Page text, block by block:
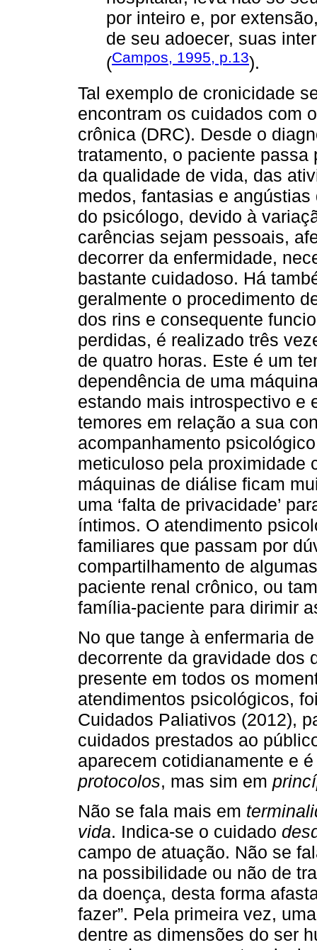
por inteiro e, por
de seu adoecer, suas
(Campos, 1995, p.13).
Tal exemplo de cronicidade
encontram os cuidados com
crônica (DRC). Desde o
tratamento, o paciente
da qualidade de vida, das
medos, fantasias e
do psicólogo, devido à
carências sejam pessoais,
decorrer da enfermidade,
bastante cuidadoso. Há
geralmente o procedimento
dos rins e consequente
perdidas, é realizado três
de quatro horas. Este é um
dependência de uma
estando mais introspectivo e
temores em relação a sua
acompanhamento
meticuloso pela proximidade
máquinas de diálise ficam
uma ‘falta de privacidade’
íntimos. O atendimento
familiares que passam por
compartilhamento de
paciente renal crônico, ou
família-paciente para dirimir
No que tange à enfermaria
decorrente da gravidade dos
presente em todos os
atendimentos psicológicos,
Cuidados Paliativos (2012),
cuidados prestados ao
aparecem cotidianamente e
protocolos, mas sim em
Não se fala mais em
vida. Indica-se o cuidado
campo de atuação. Não se
na possibilidade ou não de
da doença, desta forma
fazer”. Pela primeira vez,
dentre as dimensões do ser